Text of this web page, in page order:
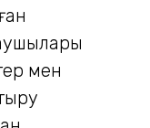
мен